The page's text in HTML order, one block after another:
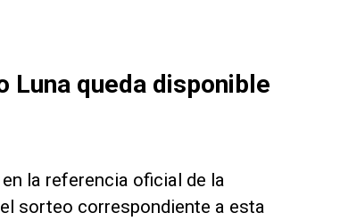
Luna queda disponible
la referencia oficial de la
sorteo correspondiente a esta